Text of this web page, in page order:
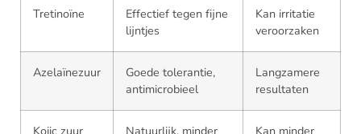
Tretinoïne
Effectief tegen fijne
lijntjes
Kan irritatie
veroorzaken
Azelaïnezuur
Goede tolerantie,
antimicrobieel
Langzamere
resultaten
Kojic zuur
Natuurlijk, minder
Kan minder